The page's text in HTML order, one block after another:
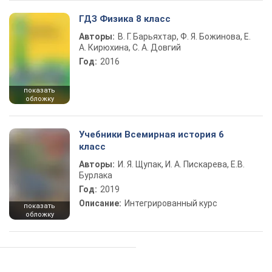
показать
обложку
ГДЗ Физика 8 класс
Авторы: В. Г. Барьяхтар, Ф. Я. Божинова, Е.
А. Кирюхина, С. А. Довгий
Год: 2016
показать
обложку
Учебники Всемирная история 6
класс
Авторы: И. Я. Щупак, И. А. Пискарева, Е.В.
Бурлака
Год: 2019
Описание: Интегрированный курс